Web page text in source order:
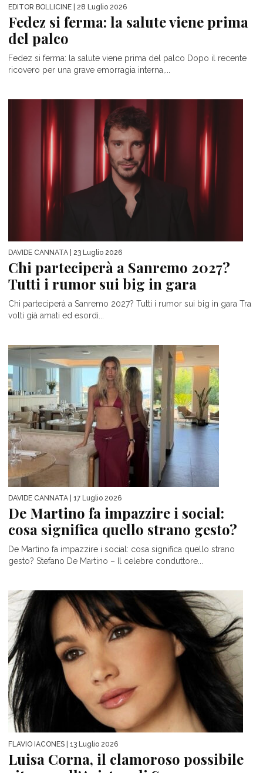
EDITOR BOLLICINE | 28 Luglio 2026
Fedez si ferma: la salute viene prima
del palco
Fedez si ferma: la salute viene prima del palco Dopo il recente
ricovero per una grave emorragia interna,...
DAVIDE CANNATA | 23 Luglio 2026
Chi parteciperà a Sanremo 2027?
Tutti i rumor sui big in gara
Chi parteciperà a Sanremo 2027? Tutti i rumor sui big in gara Tra
volti già amati ed esordi...
DAVIDE CANNATA | 17 Luglio 2026
De Martino fa impazzire i social:
cosa significa quello strano gesto?
De Martino fa impazzire i social: cosa significa quello strano
gesto? Stefano De Martino – Il celebre conduttore...
FLAVIO IACONES | 13 Luglio 2026
Luisa Corna, il clamoroso possibile